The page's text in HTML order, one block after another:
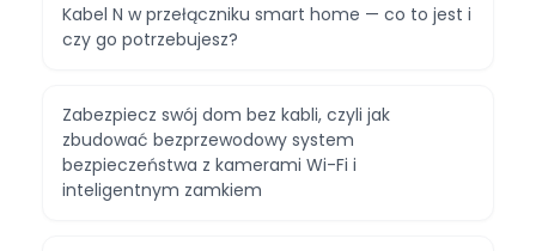
Kabel N w przełączniku smart home — co to jest i
czy go potrzebujesz?
Zabezpiecz swój dom bez kabli, czyli jak
zbudować bezprzewodowy system
bezpieczeństwa z kamerami Wi-Fi i
inteligentnym zamkiem